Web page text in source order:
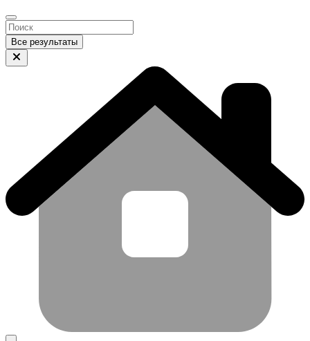
Все результаты